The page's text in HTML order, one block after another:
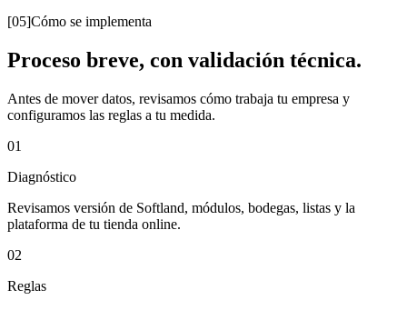
[05]Cómo se implementa
Proceso breve, con validación técnica.
Antes de mover datos, revisamos cómo trabaja tu empresa y
configuramos las reglas a tu medida.
01
Diagnóstico
Revisamos versión de Softland, módulos, bodegas, listas y la
plataforma de tu tienda online.
02
Reglas